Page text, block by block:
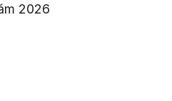
2026